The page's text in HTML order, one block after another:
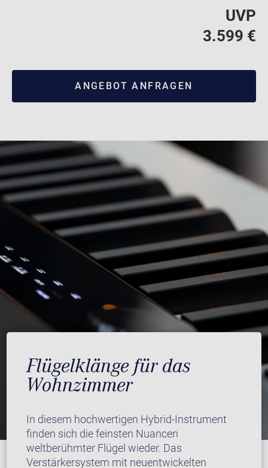
UVP
3.599 €
ANGEBOT ANFRAGEN
Flügelklänge für das
Wohnzimmer
In diesem hochwertigen Hybrid-Instrument
finden sich die feinsten Nuancen
weltberühmter Flügel wieder. Das
Verstärkersystem mit neuentwickelten